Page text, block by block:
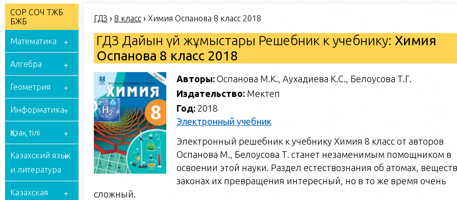
СОР СОЧ ТЖБ
БЖБ
Математика
Алгебра
Геометрия
Информатика
Қазақ тілі
Казахский язык
и литература
Казахская
ГДЗ › 8 класс› Химия Оспанова 8 класс 2018
ГДЗ Дайын үй жұмыстары Решебник к учебнику: Химия
Оспанова 8 класс 2018
Авторы:Оспанова М.К., Аухадиева К.С., Белоусова Т.Г.
Издательство: Мектеп
Год: 2018
Электронный учебник
Электронный решебник к учебнику Химия 8 класс от авторов
Оспанова М., Белоусова Т. станет незаменимым помощником в
освоении этой науки. Раздел естествознания об атомах,
законах их превращения интересный, но в то же время очень
сложный.